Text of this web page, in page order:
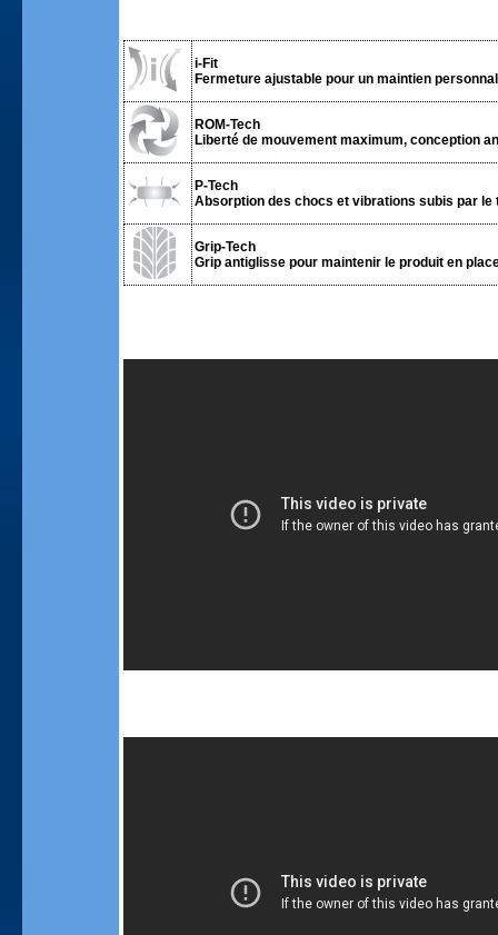
i-Fit
Fermeture ajustable pour un maintien
ROM-Tech
Liberté de mouvement maximum, conception
P-Tech
Absorption des chocs et vibrations subis par le
Grip-Tech
Grip antiglisse pour maintenir le produit en